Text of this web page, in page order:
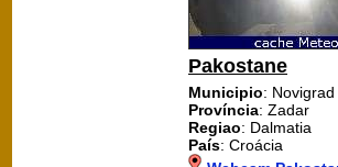
Pakostane
Municipio: Novigrad
Província: Zadar
Regiao: Dalmatia
País: Croácia